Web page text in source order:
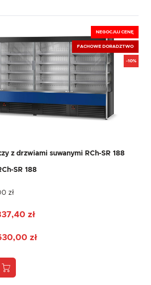
NEGOCJUJ CENĘ
FACHOWE DORADZTWO
-10%
z drzwiami suwanymi RCh-SR 188
SR 188
zł
zł
zł